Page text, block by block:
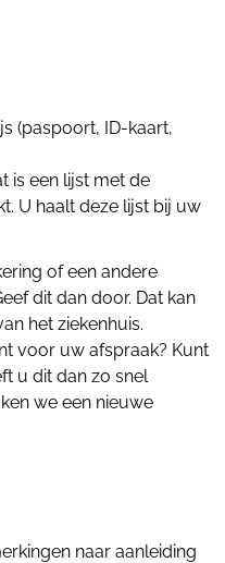
(paspoort, ID-kaart,
is een lijst met de
U haalt deze lijst bij uw
of een andere
dit dan door. Dat kan
het ziekenhuis.
voor uw afspraak? Kunt
u dit dan zo snel
we een nieuwe
naar aanleiding